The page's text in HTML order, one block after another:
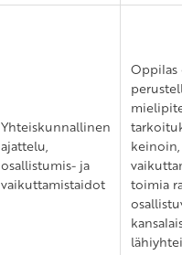
Yhteiskunnallinen
ajattelu,
osallistumis- ja
vaikuttamistaidot
Oppilas
keinoin,
toimia